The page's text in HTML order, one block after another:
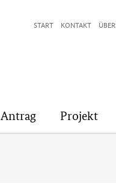
START KONTAKT
Antrag Projekt